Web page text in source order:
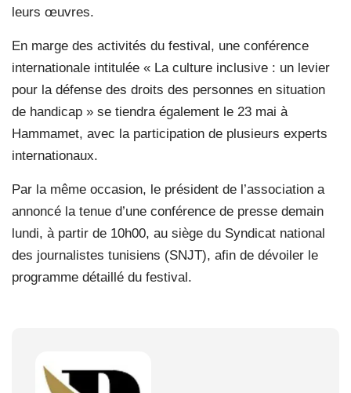
leurs œuvres.
En marge des activités du festival, une conférence
internationale intitulée « La culture inclusive : un levier
pour la défense des droits des personnes en situation
de handicap » se tiendra également le 23 mai à
Hammamet, avec la participation de plusieurs experts
internationaux.
Par la même occasion, le président de l’association a
annoncé la tenue d’une conférence de presse demain
lundi, à partir de 10h00, au siège du Syndicat national
des journalistes tunisiens (SNJT), afin de dévoiler le
programme détaillé du festival.